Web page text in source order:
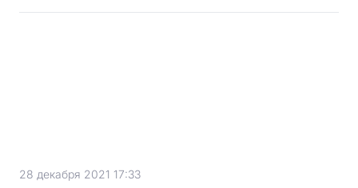
28 декабря 2021 17:33